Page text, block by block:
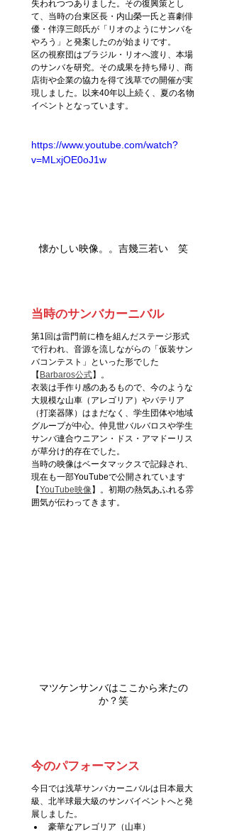
失われつつありました。その復興策とし
て、当時の台東区長・内山榮一氏と喜劇俳
優・伴淳三郎氏が「リオのようにサンバを
やろう」と発案したのが始まりです。
区の視察団はブラジル・リオへ渡り、本場
のサンバを研究。その成果を持ち帰り、商
店街や企業の協力を得て浅草での開催が実
現しました。以来40年以上続く、夏の名物
イベントとなっています。
https://www.youtube.com/watch?
v=MLxjOE0oJ1w
懐かしい映像。。吉幾三若い　笑
当時のサンバカーニバル
第1回は雷門前に櫓を組んだステージ形式
で行われ、音源を流しながらの「仮装サン
バコンテスト」といった形でした
【Barbaros公式】。
衣装は手作り感のあるもので、今のような
大規模な山車（アレゴリア）やバテリア
（打楽器隊）はまだなく、学生団体や地域
グループが中心。仲見世バルバロスや学生
サンバ連合ウニアン・ドス・アマドーリス
が草分け的存在でした。
当時の映像はベータマックスで記録され、
現在も一部YouTubeで公開されています
【YouTube映像】。初期の熱気あふれる雰
囲気が伝わってきます。
マツケンサンバはここから来たの
か？笑
今のパフォーマンス
今日では浅草サンバカーニバルは日本最大
級、北半球最大級のサンバイベントへと発
展しました。
豪華なアレゴリア（山車）